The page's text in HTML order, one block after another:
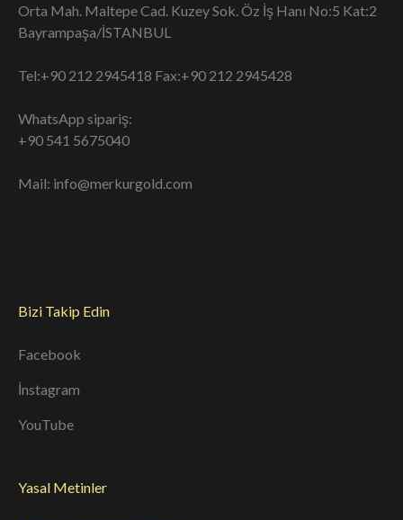
Orta Mah. Maltepe Cad. Kuzey Sok. Öz İş Hanı No:5 Kat:2
Bayrampaşa/İSTANBUL
Tel:+90 212 2945418 Fax:+90 212 2945428
WhatsApp sipariş:
+90 541 5675040
Mail: info@merkurgold.com
Bizi Takip Edin
Facebook
İnstagram
YouTube
Yasal Metinler